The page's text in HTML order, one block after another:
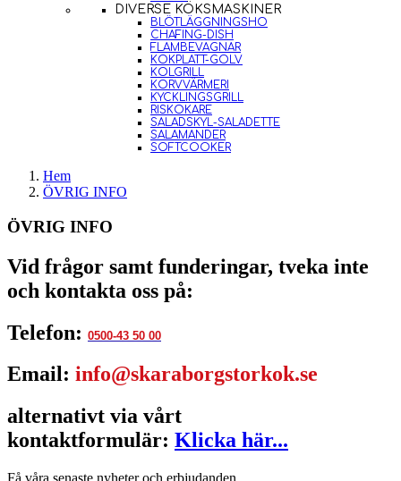
DIVERSE KÖKSMASKINER
BLÖTLÄGGNINGSHO
CHAFING-DISH
FLAMBEVAGNAR
KOKPLATT-GOLV
KOLGRILL
KORVVÄRMERI
KYCKLINGSGRILL
RISKOKARE
SALADSKYL-SALADETTE
SALAMANDER
SOFTCOOKER
Hem
ÖVRIG INFO
ÖVRIG INFO
Vid frågor samt funderingar, tveka inte
och kontakta oss på:
Telefon: 0500-43 50 00
Email: info@skaraborgstorkok.se
alternativt via vårt
kontaktformulär: Klicka här...